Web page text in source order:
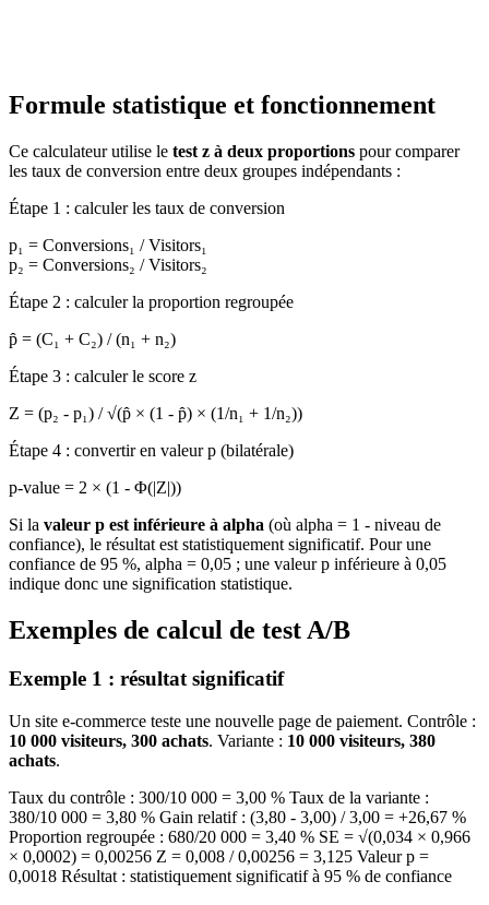
Formule statistique et fonctionnement
Ce calculateur utilise le test z à deux proportions pour comparer
les taux de conversion entre deux groupes indépendants :
Étape 1 : calculer les taux de conversion
p₁ = Conversions₁ / Visitors₁
p₂ = Conversions₂ / Visitors₂
Étape 2 : calculer la proportion regroupée
p̂ = (C₁ + C₂) / (n₁ + n₂)
Étape 3 : calculer le score z
Z = (p₂ - p₁) / √(p̂ × (1 - p̂) × (1/n₁ + 1/n₂))
Étape 4 : convertir en valeur p (bilatérale)
p-value = 2 × (1 - Φ(|Z|))
Si la valeur p est inférieure à alpha (où alpha = 1 - niveau de
confiance), le résultat est statistiquement significatif. Pour une
confiance de 95 %, alpha = 0,05 ; une valeur p inférieure à 0,05
indique donc une signification statistique.
Exemples de calcul de test A/B
Exemple 1 : résultat significatif
Un site e-commerce teste une nouvelle page de paiement. Contrôle :
10 000 visiteurs, 300 achats. Variante : 10 000 visiteurs, 380
achats.
Taux du contrôle : 300/10 000 = 3,00 % Taux de la variante :
380/10 000 = 3,80 % Gain relatif : (3,80 - 3,00) / 3,00 = +26,67 %
Proportion regroupée : 680/20 000 = 3,40 % SE = √(0,034 × 0,966
× 0,0002) = 0,00256 Z = 0,008 / 0,00256 = 3,125 Valeur p =
0,0018 Résultat : statistiquement significatif à 95 % de confiance